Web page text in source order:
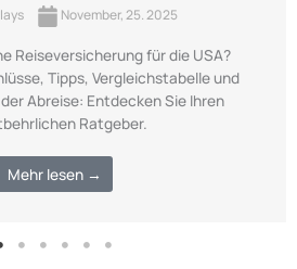
November, 25. 2025
Reiseversicherung für die USA?
Tipps, Vergleichstabelle und
Abreise: Entdecken Sie Ihren
Ratgeber.
Mehr lesen →